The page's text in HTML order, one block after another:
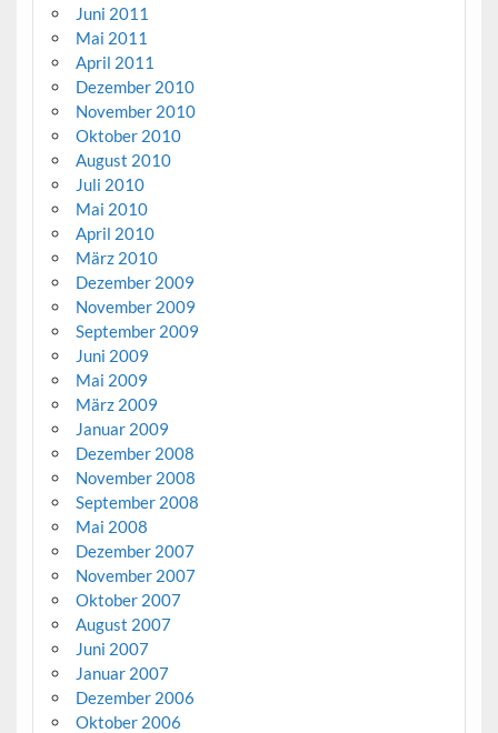
Juni 2011
Mai 2011
April 2011
Dezember 2010
November 2010
Oktober 2010
August 2010
Juli 2010
Mai 2010
April 2010
März 2010
Dezember 2009
November 2009
September 2009
Juni 2009
Mai 2009
März 2009
Januar 2009
Dezember 2008
November 2008
September 2008
Mai 2008
Dezember 2007
November 2007
Oktober 2007
August 2007
Juni 2007
Januar 2007
Dezember 2006
Oktober 2006